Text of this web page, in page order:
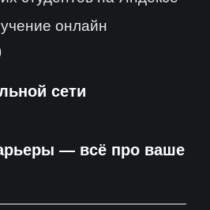
онлайн
сети
— всё про ваше